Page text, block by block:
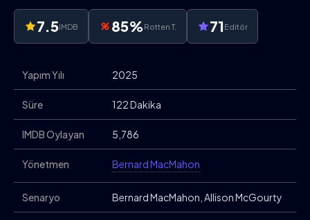
7.5IMDB 85%Rotten T. 71 Editör
Yapım Yılı 2025
Süre 122 Dakika
IMDB Oylayan 5,786
Yönetmen Bernard MacMahon
Senaryo Bernard MacMahon, Allison McGourty